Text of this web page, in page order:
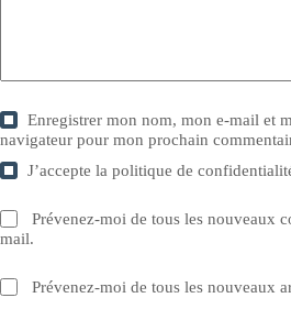
Enregistrer mon nom, mon e-mail et
navigateur pour mon prochain
J’accepte lapolitique de
Prévenez-moi de tous les nouveaux
mail.
Prévenez-moi de tous les nouveaux